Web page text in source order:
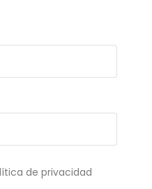
de privacidad